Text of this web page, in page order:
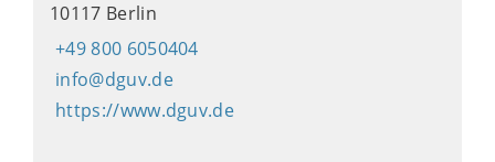
10117 Berlin
+49 800 6050404
info@dguv.de
https://www.dguv.de